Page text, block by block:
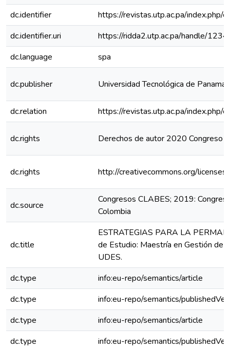
dc.identifier
https://revistas.utp.ac.pa/index.php/
dc.identifier.uri
https://ridda2.utp.ac.pa/handle/
dc.language
spa
dc.publisher Universidad Tecnológica de Panamá
dc.relation https://revistas.utp.ac.pa/
dc.rights Derechos de autor 2020 Congreso
dc.rights http://creativecommons.org/
dc.source
Congresos CLABES; 2019:
Colombia
dc.title
ESTRATEGIAS PARA LA
de Estudio: Maestría en Gestión de
UDES.
dc.type
info:eu-repo/semantics/article
dc.type
info:eu-repo/semantics/
dc.type
info:eu-repo/semantics/article
dc.type
info:eu-repo/semantics/